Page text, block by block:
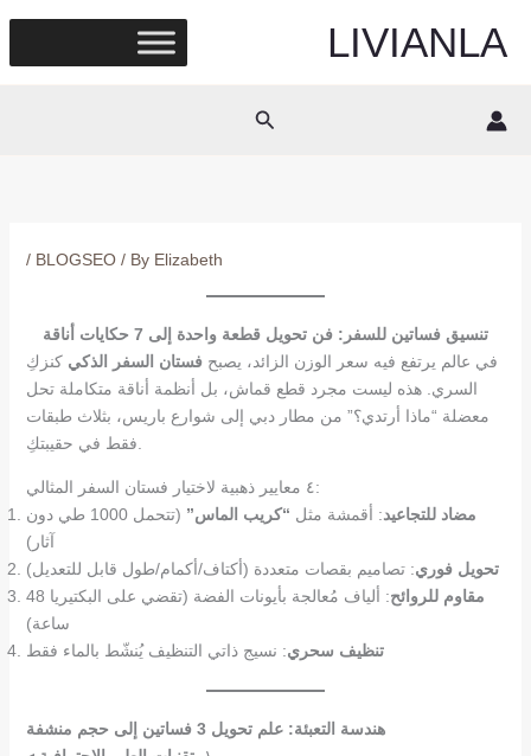
content
LIVIANLA
Search
/ BLOGSEO/ By Elizabeth
تنسيق فساتين للسفر: فن تحويل قطعة واحدة إلى 7 حكايات أناقة
في عالم يرتفع فيه سعر الوزن الزائد، يصبحفستان السفر الذكي كنزكِ
السري. هذه ليست مجرد قطع قماش، بل أنظمة أناقة متكاملة تحل
معضلة “ماذا أرتدي؟” من مطار دبي إلى شوارع باريس، بثلاث طبقات
٤ معايير ذهبية لاختيار فستان السفر المثالي:
مضاد للتجاعيد: أقمشة مثل “كريب الماس”
(تتحمل 1000 طي دون
آثار)
تحويل فوري: تصاميم بقصات متعددة (أكتاف/أكمام/طول قابل للتعديل)
مقاوم للروائح
: ألياف مُعالجة بأيونات الفضة (تقضي على البكتيريا 48
ساعة)
تنظيف سحري: نسيج ذاتي التنظيف يُنشّط بالماء فقط
هندسة التعبئة: علم تحويل 3 فساتين إلى حجم منشفة